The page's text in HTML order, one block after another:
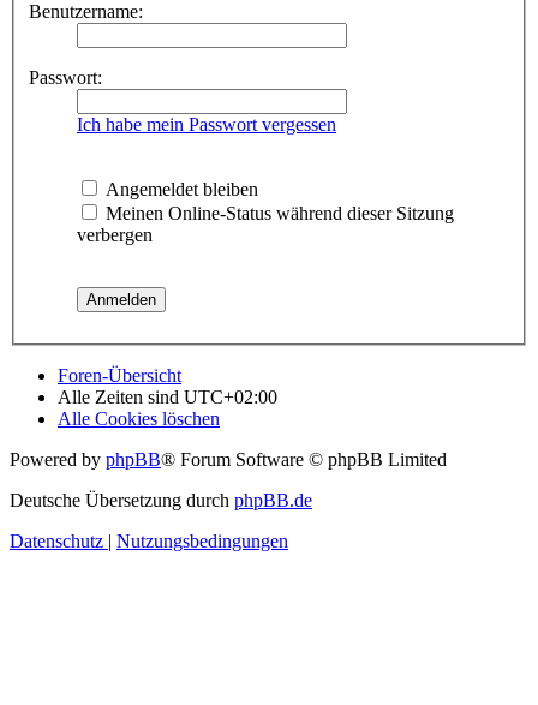
Benutzername:
Passwort:
Ich habe mein Passwort vergessen
Angemeldet bleiben
Meinen Online-Status während dieser Sitzung
verbergen
Foren-Übersicht
Alle Zeiten sind UTC+02:00
Alle Cookies löschen
Powered by phpBB® Forum Software © phpBB Limited
Deutsche Übersetzung durch phpBB.de
Datenschutz | Nutzungsbedingungen